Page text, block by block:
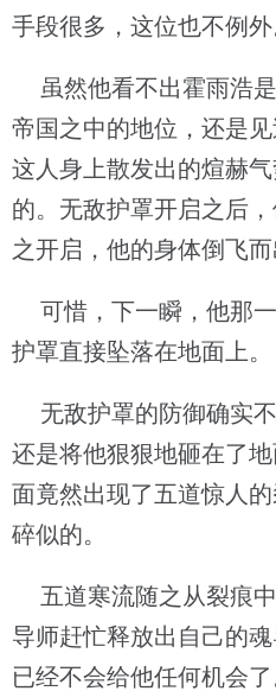
手段很多，这位也不例外
虽然他看不出霍雨浩是
帝国之中的地位，还是
这人身上散发出的煊赫
的。无敌护罩开启之后
之开启，他的身体倒飞而
可惜，下一瞬，他那
护罩直接坠落在地面上。
无敌护罩的防御确实
还是将他狠狠地砸在了
面竟然出现了五道惊人
碎似的。
五道寒流随之从裂痕
导师赶忙释放出自己的
已经不会给他任何机会了